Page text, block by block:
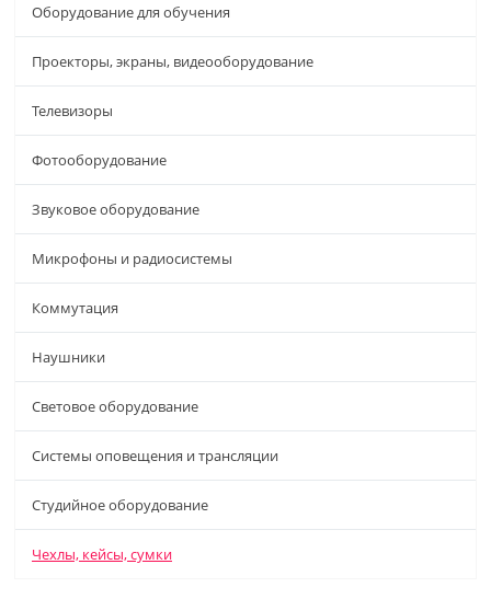
Оборудование для обучения
Проекторы, экраны, видеооборудование
Телевизоры
Фотооборудование
Звуковое оборудование
Микрофоны и радиосистемы
Коммутация
Наушники
Световое оборудование
Системы оповещения и трансляции
Студийное оборудование
Чехлы, кейсы, сумки